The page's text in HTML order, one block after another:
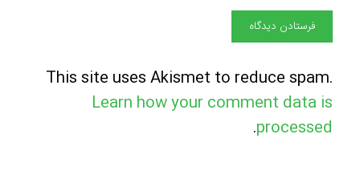
This site uses Akismet to reduce spam.
Learn how your comment data is
processed
.